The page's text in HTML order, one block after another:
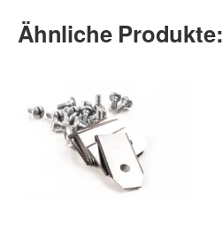
Ähnliche Produkte: